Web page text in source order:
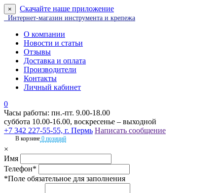
× Скачайте наше приложение
Интернет-магазин инструмента и крепежа
О компании
Новости и статьи
Отзывы
Доставка и оплата
Производители
Контакты
Личный кабинет
0
Часы работы: пн.-пт. 9.00-18.00
суббота 10.00-16.00, воскресенье – выходной
+7 342 227-55-55, г. Пермь Написать сообщение
В корзине 0 позиций
×
Имя
Телефон*
*Поле обязательное для заполнения